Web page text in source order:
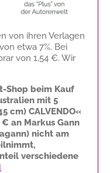
von ihren Verlagen
etwa 7%. Bei
von 1,54 €. Wir
Shop beim Kauf
mit 5
cm) CALVENDO«
€ an Markus Gann
nicht am
verschiedene